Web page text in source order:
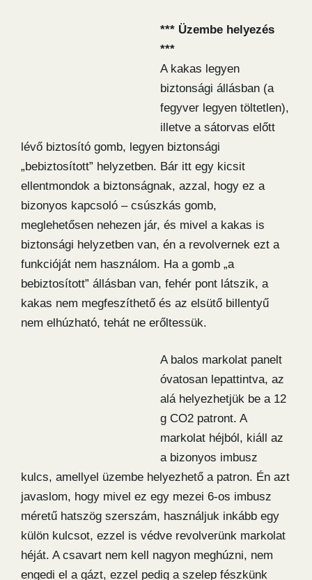
*** Üzembe helyezés
***
A kakas legyen
biztonsági állásban (a
fegyver legyen töltetlen),
illetve a sátorvas előtt
lévő biztosító gomb, legyen biztonsági
„bebiztosított” helyzetben. Bár itt egy kicsit
ellentmondok a biztonságnak, azzal, hogy ez a
bizonyos kapcsoló – csúszkás gomb,
meglehetősen nehezen jár, és mivel a kakas is
biztonsági helyzetben van, én a revolvernek ezt a
funkcióját nem használom. Ha a gomb „a
bebiztosított” állásban van, fehér pont látszik, a
kakas nem megfeszíthető és az elsütő billentyű
nem elhúzható, tehát ne erőltessük.
A balos markolat panelt
óvatosan lepattintva, az
alá helyezhetjük be a 12
g CO2 patront. A
markolat héjból, kiáll az
a bizonyos imbusz
kulcs, amellyel üzembe helyezhető a patron. Én azt
javaslom, hogy mivel ez egy mezei 6-os imbusz
méretű hatszög szerszám, használjuk inkább egy
külön kulcsot, ezzel is védve revolverünk markolat
héját. A csavart nem kell nagyon meghúzni, nem
engedi el a gázt, ezzel pedig a szelep fészkünk